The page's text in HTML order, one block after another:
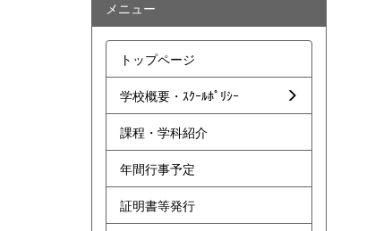
メニュー
トップページ
学校概要・ｽｸｰﾙﾎﾟﾘｼｰ
課程・学科紹介
年間行事予定
証明書等発行